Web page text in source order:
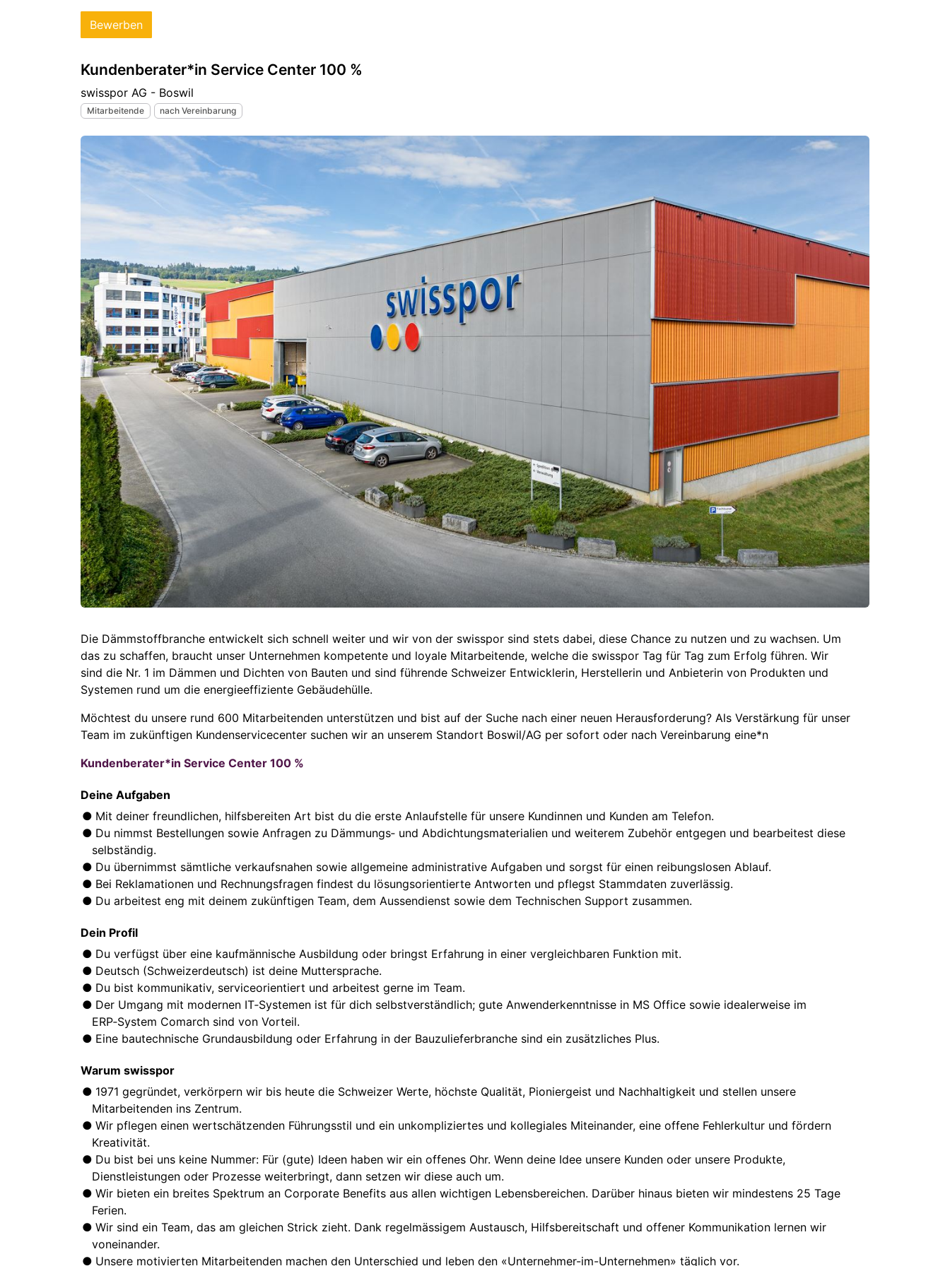
Bewerben
Kundenberater*in Service Center 100 %
swisspor AG - Boswil
Mitarbeitende nach Vereinbarung
Die Dämmstoffbranche entwickelt sich schnell weiter und wir von der swisspor sind stets dabei, diese Chance zu nutzen und zu wachsen. Um
das zu schaffen, braucht unser Unternehmen kompetente und loyale Mitarbeitende, welche die swisspor Tag für Tag zum Erfolg führen. Wir
sind die Nr. 1 im Dämmen und Dichten von Bauten und sind führende Schweizer Entwicklerin, Herstellerin und Anbieterin von Produkten und
Systemen rund um die energieeffiziente Gebäudehülle.
Möchtest du unsere rund 600 Mitarbeitenden unterstützen und bist auf der Suche nach einer neuen Herausforderung? Als Verstärkung für unser
Team im zukünftigen Kundenservicecenter suchen wir an unserem Standort Boswil/AG per sofort oder nach Vereinbarung eine*n
Kundenberater*in Service Center 100 %
Deine Aufgaben
Mit deiner freundlichen, hilfsbereiten Art bist du die erste Anlaufstelle für unsere Kundinnen und Kunden am Telefon.
Du nimmst Bestellungen sowie Anfragen zu Dämmungs‑ und Abdichtungsmaterialien und weiterem Zubehör entgegen und bearbeitest diese
selbständig.
Du übernimmst sämtliche verkaufsnahen sowie allgemeine administrative Aufgaben und sorgst für einen reibungslosen Ablauf.
Bei Reklamationen und Rechnungsfragen findest du lösungsorientierte Antworten und pflegst Stammdaten zuverlässig.
Du arbeitest eng mit deinem zukünftigen Team, dem Aussendienst sowie dem Technischen Support zusammen.
Dein Profil
Du verfügst über eine kaufmännische Ausbildung oder bringst Erfahrung in einer vergleichbaren Funktion mit.
Deutsch (Schweizerdeutsch) ist deine Muttersprache.
Du bist kommunikativ, serviceorientiert und arbeitest gerne im Team.
Der Umgang mit modernen IT‑Systemen ist für dich selbstverständlich; gute Anwenderkenntnisse in MS Office sowie idealerweise im
ERP‑System Comarch sind von Vorteil.
Eine bautechnische Grundausbildung oder Erfahrung in der Bauzulieferbranche sind ein zusätzliches Plus.
Warum swisspor
1971 gegründet, verkörpern wir bis heute die Schweizer Werte, höchste Qualität, Pioniergeist und Nachhaltigkeit und stellen unsere
Mitarbeitenden ins Zentrum.
Wir pflegen einen wertschätzenden Führungsstil und ein unkompliziertes und kollegiales Miteinander, eine offene Fehlerkultur und fördern
Kreativität.
Du bist bei uns keine Nummer: Für (gute) Ideen haben wir ein offenes Ohr. Wenn deine Idee unsere Kunden oder unsere Produkte,
Dienstleistungen oder Prozesse weiterbringt, dann setzen wir diese auch um.
Wir bieten ein breites Spektrum an Corporate Benefits aus allen wichtigen Lebensbereichen. Darüber hinaus bieten wir mindestens 25 Tage
Ferien.
Wir sind ein Team, das am gleichen Strick zieht. Dank regelmässigem Austausch, Hilfsbereitschaft und offener Kommunikation lernen wir
voneinander.
Unsere motivierten Mitarbeitenden machen den Unterschied und leben den «Unternehmer-im-Unternehmen» täglich vor.